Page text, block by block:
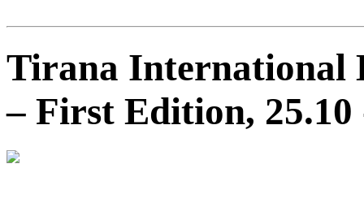
Tirana International
– First Edition, 25.10